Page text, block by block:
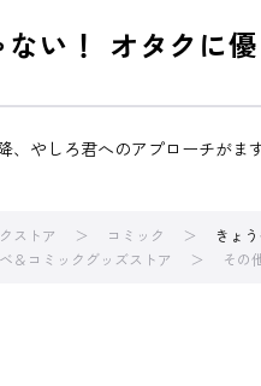
い！ オタクに
、やしろ君へのアプローチが
ストア コミック
きょ
＆コミックグッズストア その